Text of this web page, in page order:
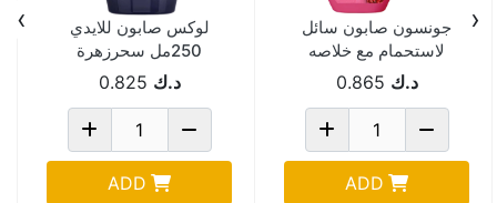
جونسون صابون سائل
لاستحمام مع خلاصه
زهر الرمان 250مل
د.ك 0.865
ADD
لوكس صابون للايدي
250مل سحرزهرة
الاوركيدد.ك 0.825
ADD
‹
›